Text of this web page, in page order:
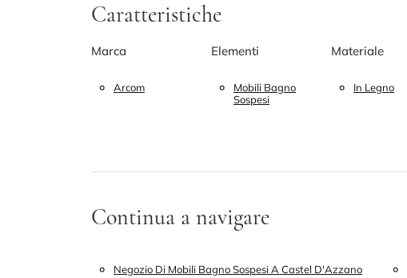
Caratteristiche
Marca
Arcom
Elementi
Mobili Bagno
Sospesi
Materiale
In Legno
Continua a navigare
Negozio Di Mobili Bagno Sospesi A Castel D'Azzano